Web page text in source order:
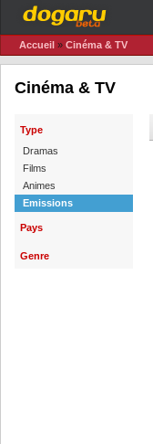
Accueil » Cinéma & TV
Cinéma & TV
Type
Dramas
Films
Animes
Emissions
Pays
Genre